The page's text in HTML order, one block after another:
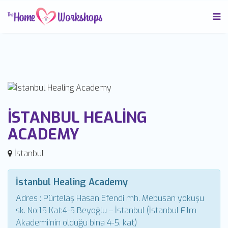
İSTANBUL HEALING
ACADEMY
İstanbul
İstanbul Healing Academy
Adres : Pürtelaş Hasan Efendi mh. Mebusan yokuşu
sk. No:15 Kat:4-5 Beyoğlu – İstanbul (İstanbul Film
Akademi’nin olduğu bina 4-5. kat)